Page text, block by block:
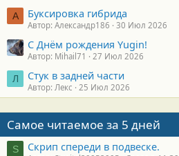
А Буксировка гибрида
Автор: Александр186 30 Июл 2026
С Днём рождения Yugin!
Автор: Mihail71 27 Июл 2026
Л Стук в задней части
Автор: Лекс 25 Июл 2026
Самое читаемое за 5 дней
S Скрип спереди в подвеске.